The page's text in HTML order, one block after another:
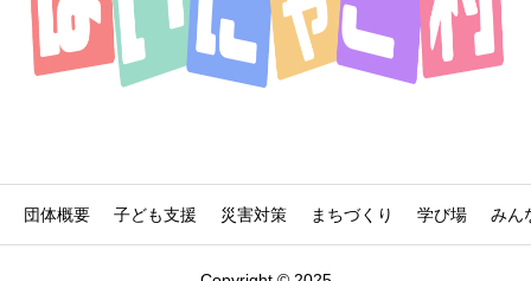
団体概要 子ども支援 災害対策 まちづくり 学び場 みん